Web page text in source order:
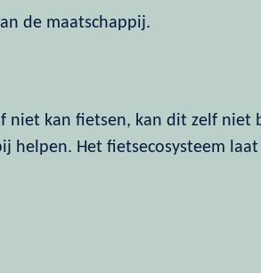
de maatschappij.
niet kan fietsen, kan dit zelf niet
helpen. Het fietsecosysteem